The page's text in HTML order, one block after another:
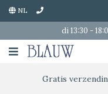
NL
di 13:30 -
Gratis